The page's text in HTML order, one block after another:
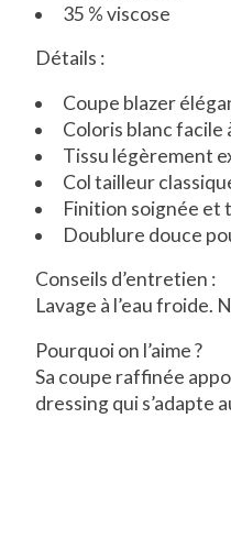
35 % viscose
Détails :
Coupe blazer
Coloris blanc facile
Tissu légèrement
Col tailleur
Finition soignée et
Doublure douce
Conseils d’entretien :
Lavage à l’eau froide.
Pourquoi on l’aime ?
Sa coupe raffinée
dressing qui s’adapte